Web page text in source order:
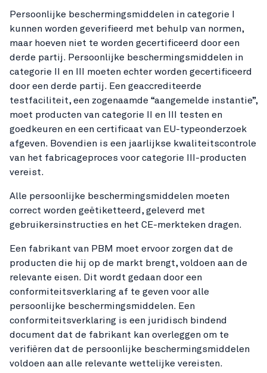
Persoonlijke beschermingsmiddelen in categorie I
kunnen worden geverifieerd met behulp van normen,
maar hoeven niet te worden gecertificeerd door een
derde partij. Persoonlijke beschermingsmiddelen in
categorie II en III moeten echter worden gecertificeerd
door een derde partij. Een geaccrediteerde
testfaciliteit, een zogenaamde “aangemelde instantie”,
moet producten van categorie II en III testen en
goedkeuren en een certificaat van EU-typeonderzoek
afgeven. Bovendien is een jaarlijkse kwaliteitscontrole
van het fabricageproces voor categorie III-producten
vereist.
Alle persoonlijke beschermingsmiddelen moeten
correct worden geëtiketteerd, geleverd met
gebruikersinstructies en het CE-merkteken dragen.
Een fabrikant van PBM moet ervoor zorgen dat de
producten die hij op de markt brengt, voldoen aan de
relevante eisen. Dit wordt gedaan door een
conformiteitsverklaring af te geven voor alle
persoonlijke beschermingsmiddelen. Een
conformiteitsverklaring is een juridisch bindend
document dat de fabrikant kan overleggen om te
verifiëren dat de persoonlijke beschermingsmiddelen
voldoen aan alle relevante wettelijke vereisten.